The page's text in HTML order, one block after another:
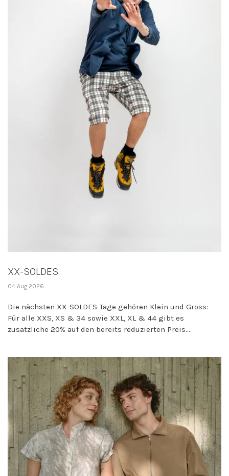
XX-SOLDES
04 Aug 2026
Die nächsten XX-SOLDES-Tage gehören Klein und Gross:
Für alle XXS, XS & 34 sowie XXL, XL & 44 gibt es
zusätzliche 20% auf den bereits reduzierten Preis....